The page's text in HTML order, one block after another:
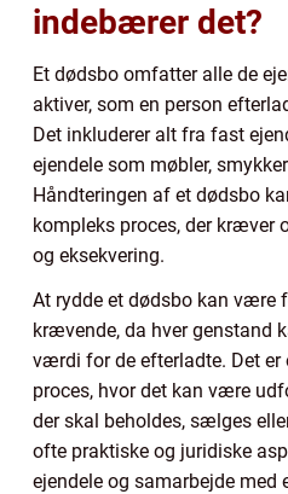
indebærer det?
Et dødsbo omfatter alle de
aktiver, som en person
Det inkluderer alt fra fast
ejendele som møbler,
Håndteringen af et dødsbo
kompleks proces, der
og eksekvering.
At rydde et dødsbo kan være
krævende, da hver genstand
værdi for de efterladte. Det
proces, hvor det kan være
der skal beholdes, sælges
ofte praktiske og juridiske
ejendele og samarbejde med